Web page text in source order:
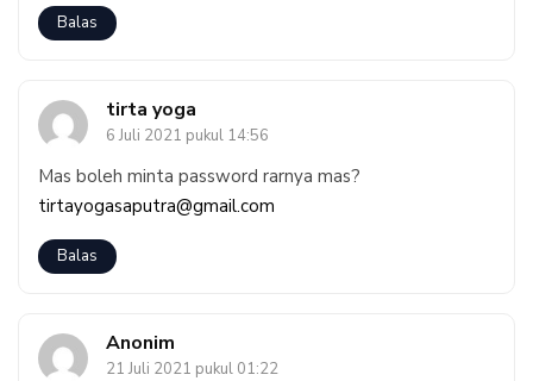
Balas
tirta yoga
6 Juli 2021 pukul 14:56
Mas boleh minta password rarnya mas?
tirtayogasaputra@gmail.com
Balas
Anonim
21 Juli 2021 pukul 01:22